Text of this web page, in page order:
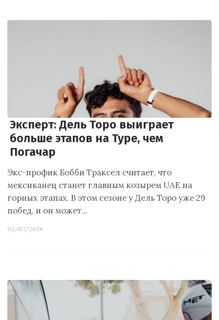
Эксперт: Дель Торо выиграет
больше этапов на Туре, чем
Погачар
Экс-профик Бобби Траксел считает, что
мексиканец станет главным козырем UAE на
горных этапах. В этом сезоне у Дель Торо уже 29
побед, и он может…
02/07/2026